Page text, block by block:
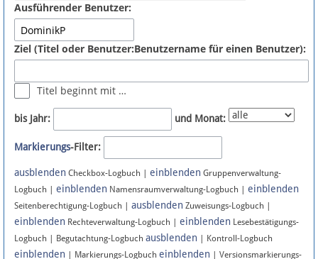
Fehler melden
Newsletter
Bluesky
Facebook
Instagram
Ausführender Benutzer:
Ziel (Titel oder Benutzer:Benutzername für einen Benutzer):
Titel beginnt mit …
bis Jahr: und Monat:
Markierungs-Filter:
ausblenden Checkbox-Logbuch | einblenden Gruppenverwaltung-
Logbuch | einblenden Namensraumverwaltung-Logbuch | einblenden
Seitenberechtigung-Logbuch | ausblenden Zuweisungs-Logbuch |
einblenden Rechteverwaltung-Logbuch | einblenden Lesebestätigungs-
Logbuch | Begutachtung-Logbuch ausblenden | Kontroll-Logbuch
einblenden | Markierungs-Logbuch einblenden | Versionsmarkierungs-